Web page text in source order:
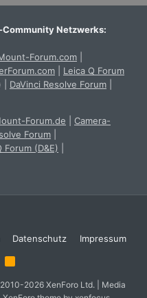
Netzwerks:
Forum.com
Leica Q Forum
DaVinci Resolve Forum
Forum.de
Camera-
Forum
Forum (D&E)
Datenschutz
Impressum
R
S
2026 XenForo Ltd.
Media